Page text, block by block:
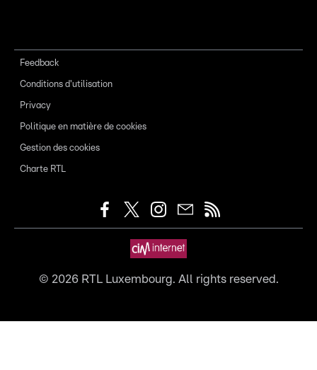
Feedback
Conditions d'utilisation
Privacy
Politique en matière de cookies
Gestion des cookies
Charte RTL
© 2026RTL Luxembourg. All rights reserved.